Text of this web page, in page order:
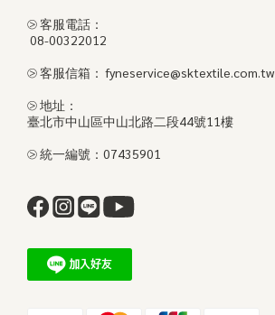
⧁ 客服電話：
08-00322012
⧁ 客服信箱： fyneservice@sktextile.com.tw
⧁ 地址：
臺北市中山區中山北路二段44號11樓
⧁ 統一編號：07435901